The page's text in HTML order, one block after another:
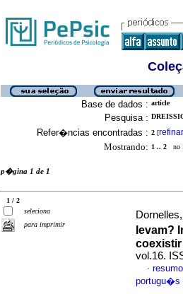
Base de dados : article
Pesquisa :
Refer�ncias encontradas : 2 [refinar
Mostrando: 1 .. 2 no
p�gina 1 de 1
1 / 2
seleciona
para imprimir
levam?
coexistir
vol.16.
·
portugu�s